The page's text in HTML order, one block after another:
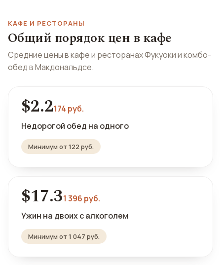
КАФЕ И РЕСТОРАНЫ
Общий порядок цен в кафе
Средние цены в кафе и ресторанах Фукуоки и комбо-
обед в Макдональдсе.
$2.2174 руб.
Недорогой обед на одного
Минимум от 122 руб.
$17.31 396 руб.
Ужин на двоих с алкоголем
Минимум от 1 047 руб.